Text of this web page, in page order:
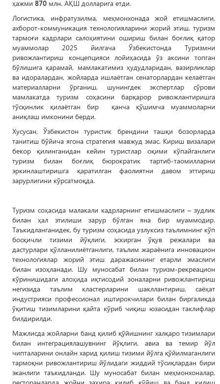
ҳажми 870 млн. АҚШ долларига етди.
Логистика, инфратузилма, меҳмонхонада жой етишмаслиги,
ахборот-коммуникация технологияларини жорий этиш, туризм
тармоғи кадрлари салоҳиятини ошириш билан боғлиқ қатор
муаммолар 2025 йилгача Ўзбекистонда Туризмни
ривожлантириш концепцияси лойиҳасида ўз аксини топган
бўлишига қарамай, мамлакатимиз ҳудудларидан, вазирликлар
ва идоралардан, жойларда ишлаётган сенаторлардан келаётган
материалларни ўрганиш, шунингдек экспертлар сўрови
мамлакатда туризм соҳасини барқарор ривожлантиришга
тўсқинлик қилаётган бир қанча қўшимча муаммоларни
аниқлаш имконини берди.
Хусусан, Ўзбекистон туристик брендини ташқи бозорларда
танитиш бўйича ягона стратегия мавжуд эмас. Кириш визалари
бекор қилинганидан кейин туристлар оқими кўпайганлиги
туризм билан боғлиқ бюрократик тартиб-таомилларни
эркинлаштиришга қаратилган фаолиятни давом эттириш
зарурлигини кўрсатмоқда.
Туризм соҳасида малакали кадрларнинг етишмаслиги – зудлик
билан ҳал этилиши зарур бўлган яна бир муаммодир.
Таъкидланганидек, бу туризм соҳасида узлуксиз таълимнинг кўп
босқичли тизими йўқлиги, эскирган ўқув режалари ва
дастурлари қўлланилиётганлиги, таълим жараёнига инновацион
технологиялар жорий этиш даражасининг етарли эмаслиги
билан изоҳланади. Шу муносабат билан туризм-рекреацион
кўринишидаги алоҳида иқтисодий зоналарни ривожлантириш
негизида таълим кластерларини шакллантириш, саёҳат
индустрияси профессионал иштирокчилари билан биргаликда
ўқитиш тизимларини қайта кўриб чиқиш юзасидан таклифлар
билдирилди.
Мажлисда жойларни банд қилиб қўйишнинг халқаро тизимлари
билан интеграциялашувнинг йўқлиги, авиа ва темир йўл
чипталарини онлайн харид қилиш тизими йўлга қўйилмаганлиги
тармоқни ривожлантириш йўлидаги жиддий тўсиқлардан бири
эканлиги таъкидланди. Шу муносабат билан меҳмонхоналар,